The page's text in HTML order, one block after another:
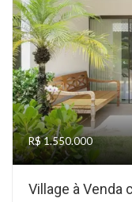
R$ 1.550.000
Village à Venda